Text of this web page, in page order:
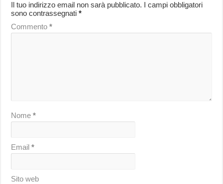
Il tuo indirizzo email non sarà pubblicato. I campi obbligatori
sono contrassegnati*
Commento*
Nome*
Email*
Sito web